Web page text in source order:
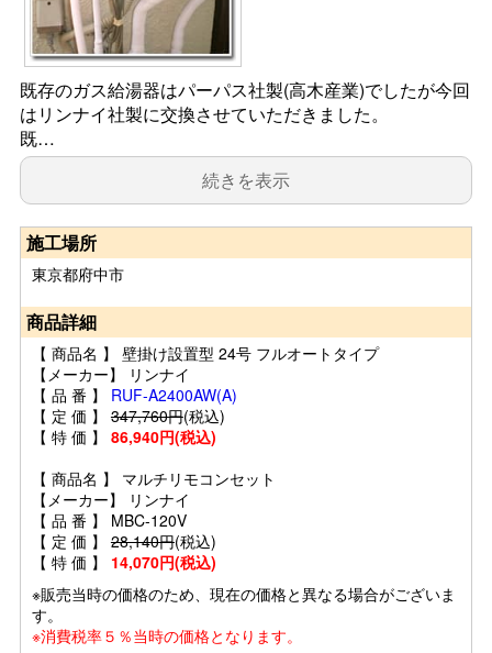
既存のガス給湯器はパーパス社製(高木産業)でしたが今回
はリンナイ社製に交換させていただきました。
既…
続きを表示
施工場所
東京都府中市
商品詳細
【 商品名 】 壁掛け設置型 24号 フルオートタイプ
【メーカー】 リンナイ
【 品 番 】 RUF-A2400AW(A)
【 定 価 】 347,760円(税込)
【 特 価 】 86,940円(税込)
【 商品名 】 マルチリモコンセット
【メーカー】 リンナイ
【 品 番 】 MBC-120V
【 定 価 】 28,140円(税込)
【 特 価 】 14,070円(税込)
※販売当時の価格のため、現在の価格と異なる場合がございま
す。
※消費税率５％当時の価格となります。